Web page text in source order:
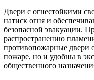
Двери с огнестойкими
натиск огня и
безопасной эвакуации.
распространению
противопожарные двери
пожаре, но и удобны в
общественного